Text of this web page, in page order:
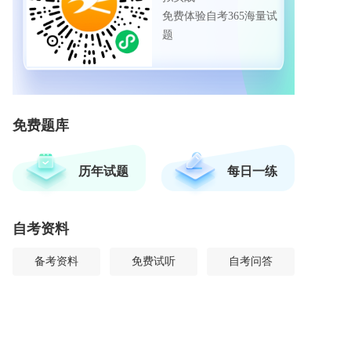
免费体验自考365海量试
题
免费题库
历年试题 每日一练
自考资料
备考资料 免费试听 自考问答